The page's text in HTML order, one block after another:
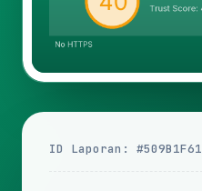
ID Laporan: #509B1F61